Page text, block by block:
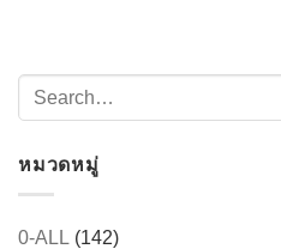
หมวดหมู่
0-ALL (142)